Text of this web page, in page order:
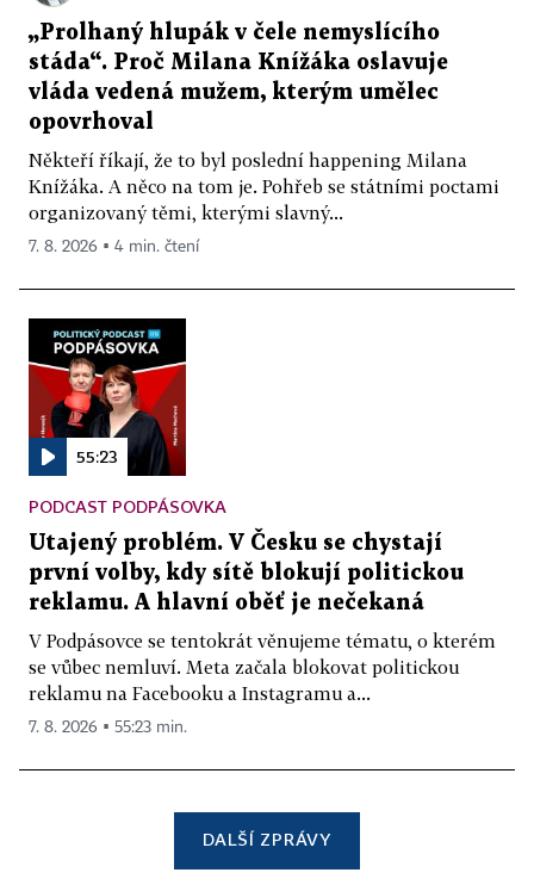
„Prolhaný hlupák v čele nemyslícího
stáda“. Proč Milana Knížáka oslavuje
vláda vedená mužem, kterým umělec
opovrhoval
Někteří říkají, že to byl poslední happening Milana
Knížáka. A něco na tom je. Pohřeb se státními poctami
organizovaný těmi, kterými slavný...
7. 8. 2026 ▪ 4 min. čtení
55:23
PODCAST PODPÁSOVKA
Utajený problém. V Česku se chystají
první volby, kdy sítě blokují politickou
reklamu. A hlavní oběť je nečekaná
V Podpásovce se tentokrát věnujeme tématu, o kterém
se vůbec nemluví. Meta začala blokovat politickou
reklamu na Facebooku a Instagramu a...
7. 8. 2026 ▪ 55:23 min.
DALŠÍ ZPRÁVY